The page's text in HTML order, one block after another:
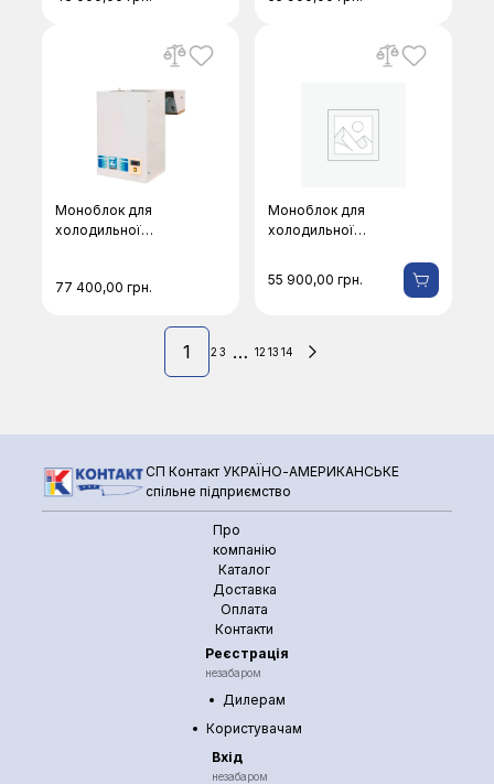
Моноблок для
холодильної
77 400,00грн.
Моноблок для
холодильної
55 900,00грн.
1 2 3 … 12 13 14
СП Контакт УКРАЇНО-АМЕРИКАНСЬКЕ
спільне підприємство
Про
компанію
Каталог
Доставка
Оплата
Контакти
Реєстрація
незабаром
Дилерам
Користувачам
Вхід
незабаром